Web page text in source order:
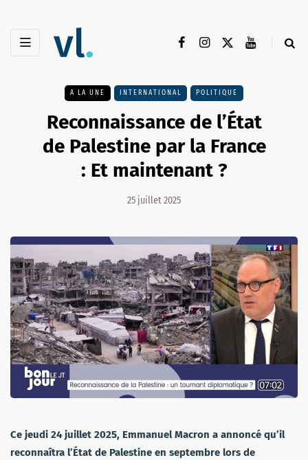
A LA UNE INTERNATIONAL POLITIQUE
Reconnaissance de l’État
de Palestine par la France
: Et maintenant ?
25 juillet 2025
Ce jeudi 24 juillet 2025, Emmanuel Macron a annoncé qu’il
reconnaîtra l’État de Palestine en septembre lors de